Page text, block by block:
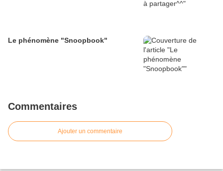
Le phénomène "Snoopbook"
Commentaires
Ajouter un commentaire